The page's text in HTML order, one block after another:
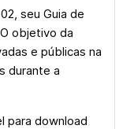
seu Guia de
objetivo da
e públicas na
durante a
para download